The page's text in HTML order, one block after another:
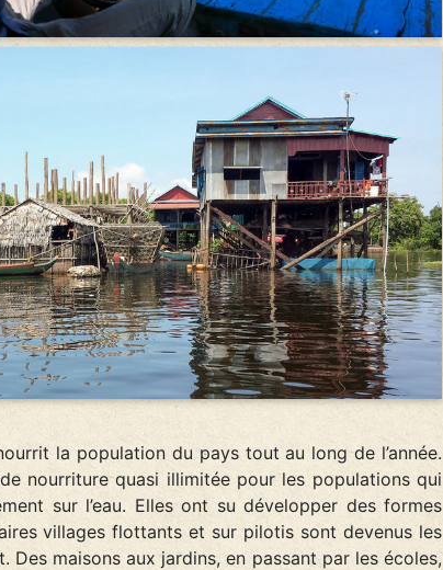
la population du pays tout au long de l’année.
nourriture quasi illimitée pour les populations qui
sur l’eau. Elles ont su développer des formes
villages flottants et sur pilotis sont devenus les
maisons aux jardins, en passant par les écoles,